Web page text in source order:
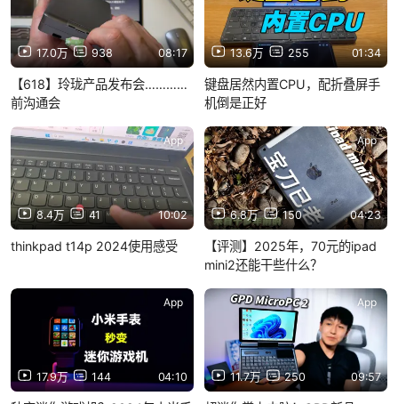
17.0万 938 08:17
【618】玲珑产品发布会…………
前沟通会
13.6万 255 01:34
键盘居然内置CPU，配折叠屏手
机倒是正好
8.4万 41 10:02
App
thinkpad t14p 2024使用感受
6.8万 150 04:23
App
【评测】2025年，70元的ipad
mini2还能干些什么？
17.9万 144 04:10
App
11.7万 250 09:57
App